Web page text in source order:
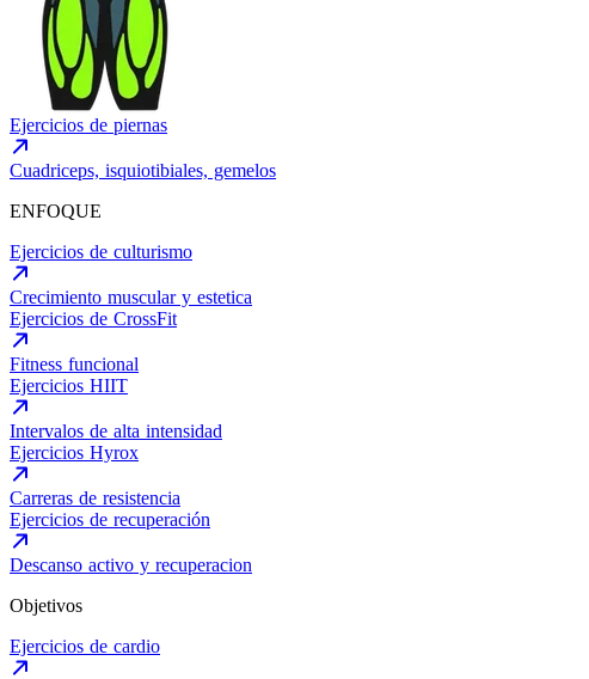
Ejercicios de piernas
Cuadriceps, isquiotibiales, gemelos
ENFOQUE
Ejercicios de culturismo
Crecimiento muscular y estetica
Ejercicios de CrossFit
Fitness funcional
Ejercicios HIIT
Intervalos de alta intensidad
Ejercicios Hyrox
Carreras de resistencia
Ejercicios de recuperación
Descanso activo y recuperacion
Objetivos
Ejercicios de cardio